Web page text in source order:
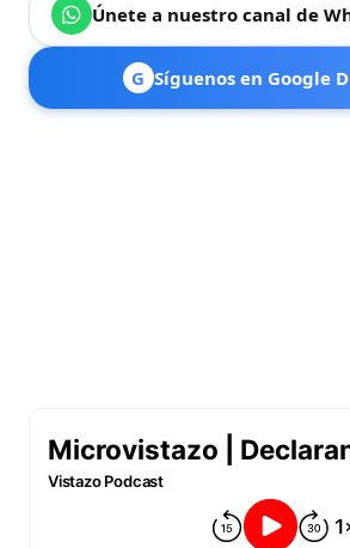
Únete a nuestro canal de
G Síguenos en Google